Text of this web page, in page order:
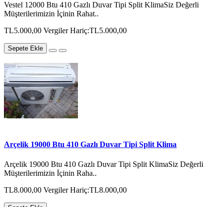
Vestel 12000 Btu 410 Gazlı Duvar Tipi Split KlimaSiz Değerli
Müşterilerimizin İçinin Rahat..
TL5.000,00 Vergiler Hariç:TL5.000,00
Sepete Ekle
Arçelik 19000 Btu 410 Gazlı Duvar Tipi Split Klima
Arçelik 19000 Btu 410 Gazlı Duvar Tipi Split KlimaSiz Değerli
Müşterilerimizin İçinin Raha..
TL8.000,00 Vergiler Hariç:TL8.000,00